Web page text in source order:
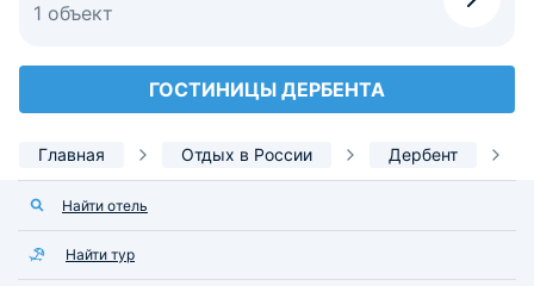
1 объект
ГОСТИНИЦЫ ДЕРБЕНТА
Главная Отдых в России Дербент
Найти отель
Найти тур